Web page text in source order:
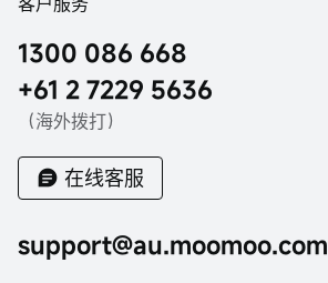
1300 086 668
+61 2 7229 5636
（海外拨打）
在线客服
support@au.moomoo.com